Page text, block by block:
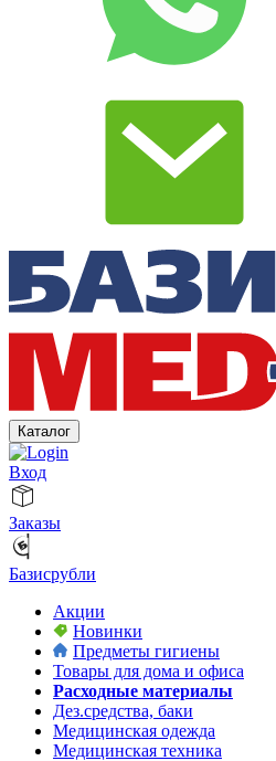
Каталог
Вход
Заказы
Базисрубли
Акции
Новинки
Предметы гигиены
Товары для дома и офиса
Расходные материалы
Дез.средства, баки
Медицинская одежда
Медицинская техника